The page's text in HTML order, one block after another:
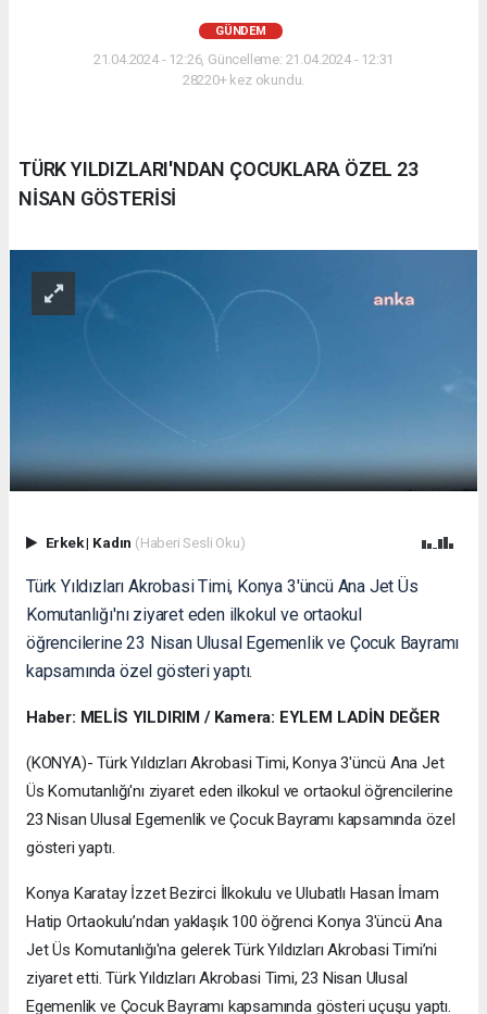
GÜNDEM
21.04.2024 - 12:26, Güncelleme: 21.04.2024 - 12:31
28220+ kez okundu.
TÜRK YILDIZLARI'NDAN ÇOCUKLARA ÖZEL 23
NİSAN GÖSTERİSİ
Erkek| Kadın (Haberi Sesli Oku)
Türk Yıldızları Akrobasi Timi, Konya 3'üncü Ana Jet Üs
Komutanlığı'nı ziyaret eden ilkokul ve ortaokul
öğrencilerine 23 Nisan Ulusal Egemenlik ve Çocuk Bayramı
kapsamında özel gösteri yaptı.
Haber: MELİS YILDIRIM / Kamera: EYLEM LADİN DEĞER
(KONYA)- Türk Yıldızları Akrobasi Timi, Konya 3'üncü Ana Jet
Üs Komutanlığı'nı ziyaret eden ilkokul ve ortaokul öğrencilerine
23 Nisan Ulusal Egemenlik ve Çocuk Bayramı kapsamında özel
gösteri yaptı.
Konya Karatay İzzet Bezirci İlkokulu ve Ulubatlı Hasan İmam
Hatip Ortaokulu’ndan yaklaşık 100 öğrenci Konya 3'üncü Ana
Jet Üs Komutanlığı'na gelerek Türk Yıldızları Akrobasi Timi’ni
ziyaret etti. Türk Yıldızları Akrobasi Timi, 23 Nisan Ulusal
Egemenlik ve Çocuk Bayramı kapsamında gösteri uçuşu yaptı.